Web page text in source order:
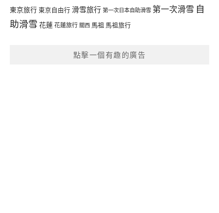
東京旅行 東京自由行 滑雪旅行 第一次日本自助滑雪 第一次滑雪 自
助滑雪 花蓮花蓮旅行 關西 馬祖 馬祖旅行
點擊一個有趣的廣告